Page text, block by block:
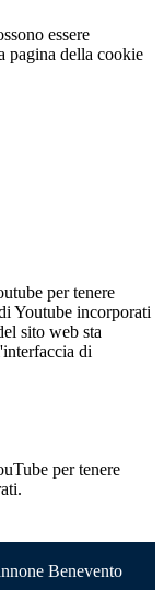
essere
pagina della cookie
per tenere
Youtube incorporati
sito web sta
di
per tenere
Benevento